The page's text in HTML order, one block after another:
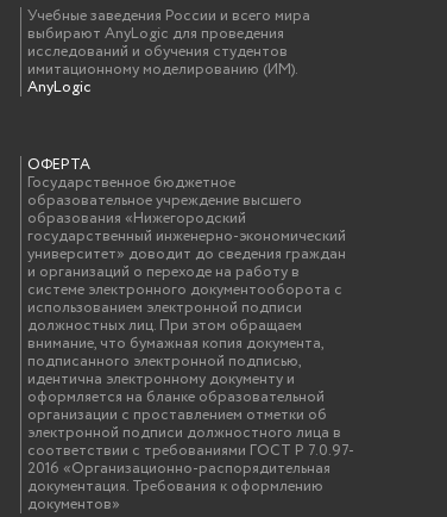
Учебные заведения России и всего мира
выбирают AnyLogic для проведения
исследований и обучения студентов
имитационному моделированию (ИМ).
AnyLogic
ОФЕРТА
Государственное бюджетное
образовательное учреждение высшего
образования «Нижегородский
государственный инженерно-экономический
университет» доводит до сведения граждан
и организаций о переходе на работу в
системе электронного документооборота с
использованием электронной подписи
должностных лиц. При этом обращаем
внимание, что бумажная копия документа,
подписанного электронной подписью,
идентична электронному документу и
оформляется на бланке образовательной
организации с проставлением отметки об
электронной подписи должностного лица в
соответствии с требованиями ГОСТ Р 7.0.97-
2016 «Организационно-распорядительная
документация. Требования к оформлению
документов»